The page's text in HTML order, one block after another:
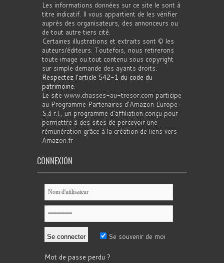
Les informations données sur ce site le sont à
titre indicatif. Il vous appartient de les vérifier
auprès des organisateurs, des annonceurs ou
de tout autre tiers cité.
Certaines illustrations et extraits sont © les
auteurs/éditeurs. Toutefois, nous retirerons
toute image ou tout contenu sous copyright
sur simple demande des ayants droits.
Respectez l'article 542-1 du code du
patrimoine.
Le site www.chasses-au-tresor.com participe
au Programme Partenaires d’Amazon Europe
S.à r.l., un programme d’affiliation conçu pour
permettre à des sites de percevoir une
rémunération grâce à la création de liens vers
Amazon.fr
CONNEXION
Se souvenir de moi
Mot de passe perdu ?